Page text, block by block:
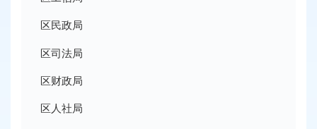
区民政局
区司法局
区财政局
区人社局